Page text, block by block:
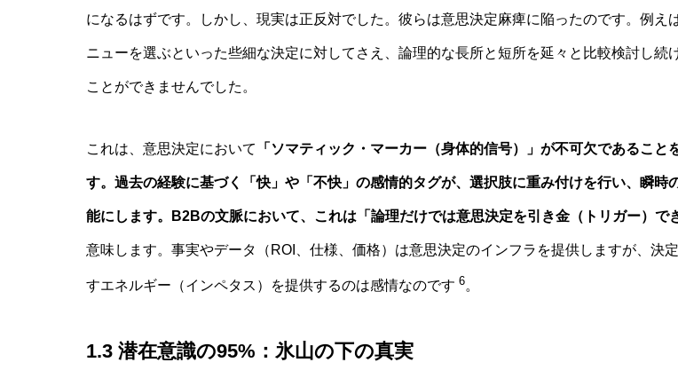
になるはずです。しかし、現実は正反対でした。彼らは意思決定麻痺に陥ったのです。例え
ニューを選ぶといった些細な決定に対してさえ、論理的な長所と短所を延々と比較検討し続
ことができませんでした。
これは、意思決定において 「ソマティック・マーカー（身体的信号）」が不可欠であること
す。過去の経験に基づく「快」や「不快」の感情的タグが、選択肢に重み付けを行い、瞬時
能にします。B2Bの文脈において、これは「論理だけでは意思決定を引き金（トリガー）で
意味します。事実やデータ（ROI、仕様、価格）は意思決定のインフラを提供しますが、決
すエネルギー（インペタス）を提供するのは感情なのです 6。
1.3 潜在意識の95%：氷山の下の真実